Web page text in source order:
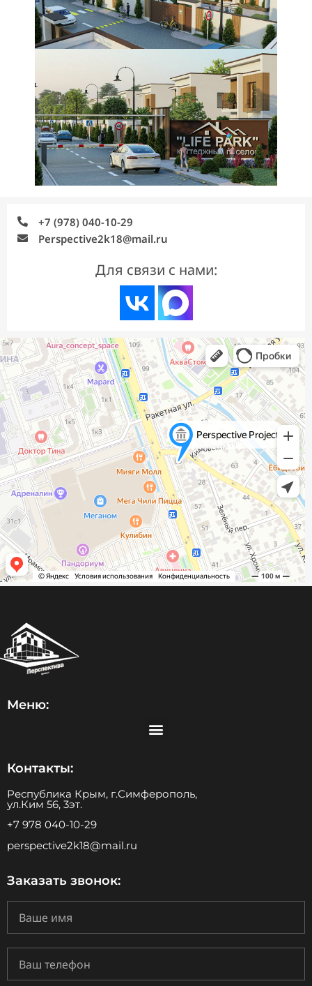
+7 (978) 040-10-29
Perspective2k18@mail.ru
Для связи с нами:
Меню:
Контакты:
Республика Крым, г.Симферополь,
ул.Ким 56, 3эт.
+7 978 040-10-29
perspective2k18@mail.ru
Заказать звонок: